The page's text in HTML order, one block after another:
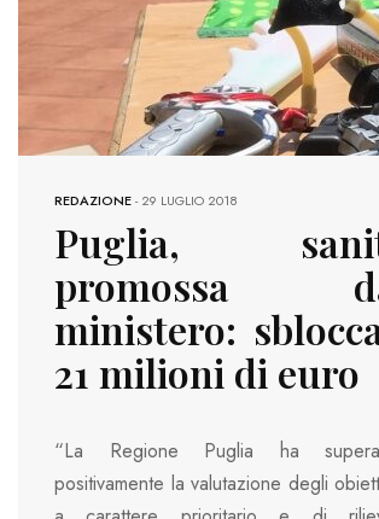
REDAZIONE-29 LUGLIO 2018
Puglia,
promossa
ministero:
21 milioni di euro
“La Regione Puglia ha
positivamente la valutazione degli